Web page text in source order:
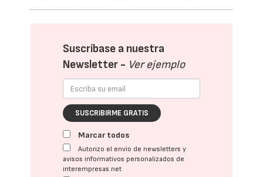
Suscríbase a nuestra
Newsletter - Ver ejemplo
SUSCRIBIRME GRATIS
Marcar todos
Autorizo el envío de newsletters y
avisos informativos personalizados de
interempresas.net